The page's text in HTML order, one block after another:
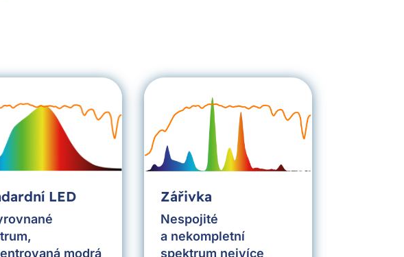
LED
modrá
Zářivka
Nespojité
a nekompletní
spektrum nejvíce